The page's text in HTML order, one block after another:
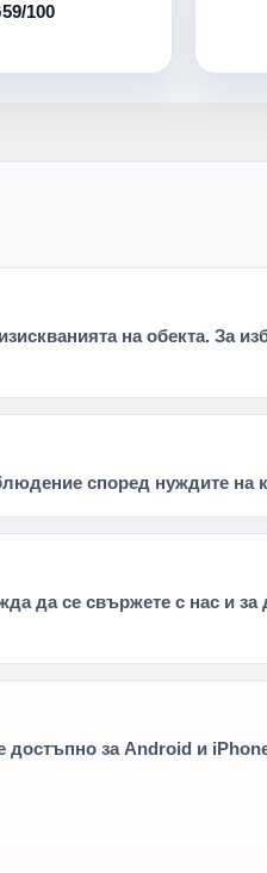
100
на обекта. За
според нуждите на
да се свържете с нас и
достъпно за Android и